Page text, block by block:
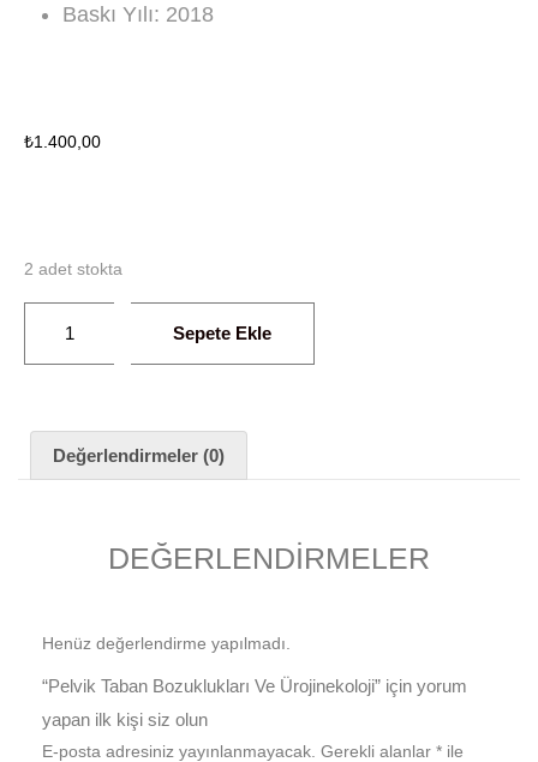
Baskı Yılı: 2018
₺1.400,00
2 adet stokta
Sepete Ekle
Değerlendirmeler (0)
DEĞERLENDIRMELER
Henüz değerlendirme yapılmadı.
“Pelvik Taban Bozuklukları Ve Ürojinekoloji” için yorum
yapan ilk kişi siz olun
E-posta adresiniz yayınlanmayacak. Gerekli alanlar * ile